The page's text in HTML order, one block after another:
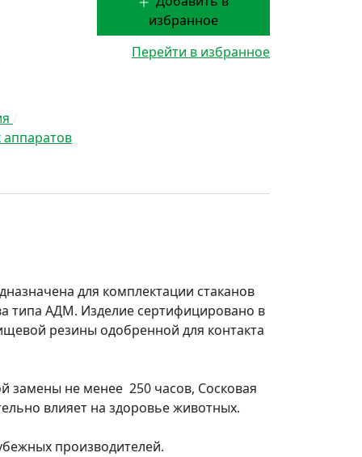
избранное
Перейти в избранное
для комплектации стаканов
типа АДМ. Изделие сертифицировано в
резины одобренной для контакта
замены не менее 250 часов, Сосковая
влияет на здоровье животных.
производителей.